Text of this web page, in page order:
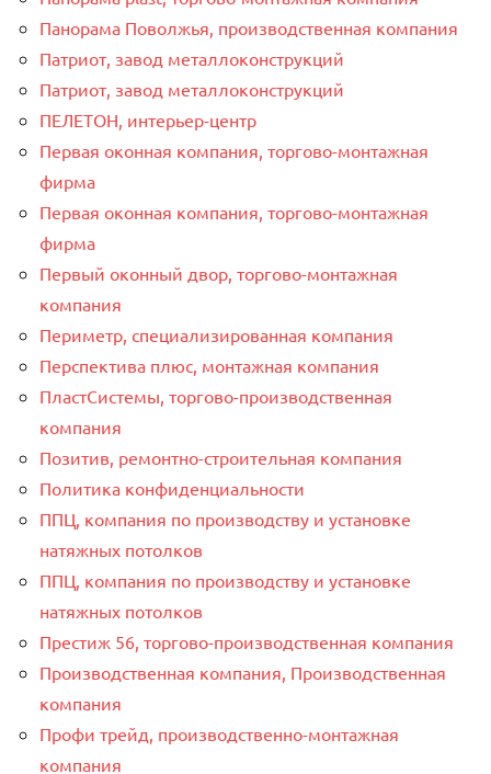
Панорама Поволжья, производственная компания
Патриот, завод металлоконструкций
Патриот, завод металлоконструкций
ПЕЛЕТОН, интерьер-центр
Первая оконная компания, торгово-монтажная
фирма
Первая оконная компания, торгово-монтажная
фирма
Первый оконный двор, торгово-монтажная
компания
Периметр, специализированная компания
Перспектива плюс, монтажная компания
ПластСистемы, торгово-производственная
компания
Позитив, ремонтно-строительная компания
Политика конфиденциальности
ППЦ, компания по производству и установке
натяжных потолков
ППЦ, компания по производству и установке
натяжных потолков
Престиж 56, торгово-производственная компания
Производственная компания, Производственная
компания
Профи трейд, производственно-монтажная
компания